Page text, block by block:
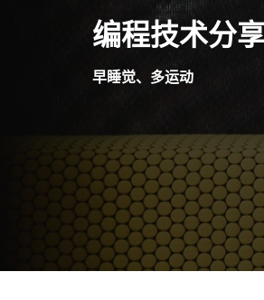
编程技术分
早睡觉、多运动